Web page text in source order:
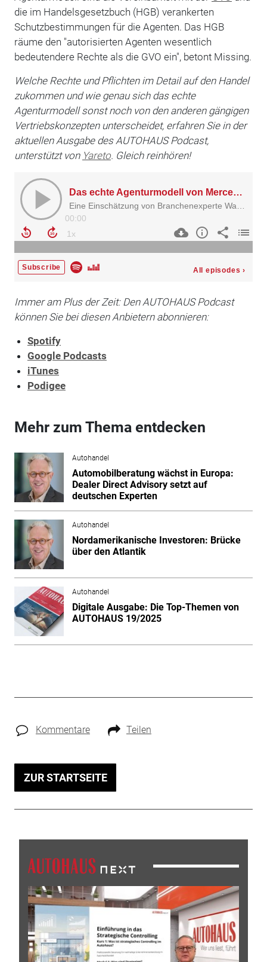
die im Handelsgesetzbuch (HGB) verankerten
Schutzbestimmungen für die Agenten. Das HGB
räume den "autorisierten Agenten wesentlich
bedeutendere Rechte als die GVO ein", betont Missing.
Welche Rechte und Pflichten im Detail auf den Handel
zukommen und wie genau sich das echte
Agenturmodell sonst noch von den anderen gängigen
Vertriebskonzepten unterscheidet, erfahren Sie in der
aktuellen Ausgabe des AUTOHAUS Podcast,
unterstützt von Yareto. Gleich reinhören!
Immer am Plus der Zeit: Den AUTOHAUS Podcast
können Sie bei diesen Anbietern abonnieren:
Spotify
Google Podcasts
iTunes
Podigee
Mehr zum Thema entdecken
Autohandel
Automobilberatung wächst in Europa:
Dealer Direct Advisory setzt auf
deutschen Experten
Autohandel
Nordamerikanische Investoren: Brücke
über den Atlantik
Autohandel
Digitale Ausgabe: Die Top-Themen von
AUTOHAUS 19/2025
Kommentare Teilen
ZUR STARTSEITE